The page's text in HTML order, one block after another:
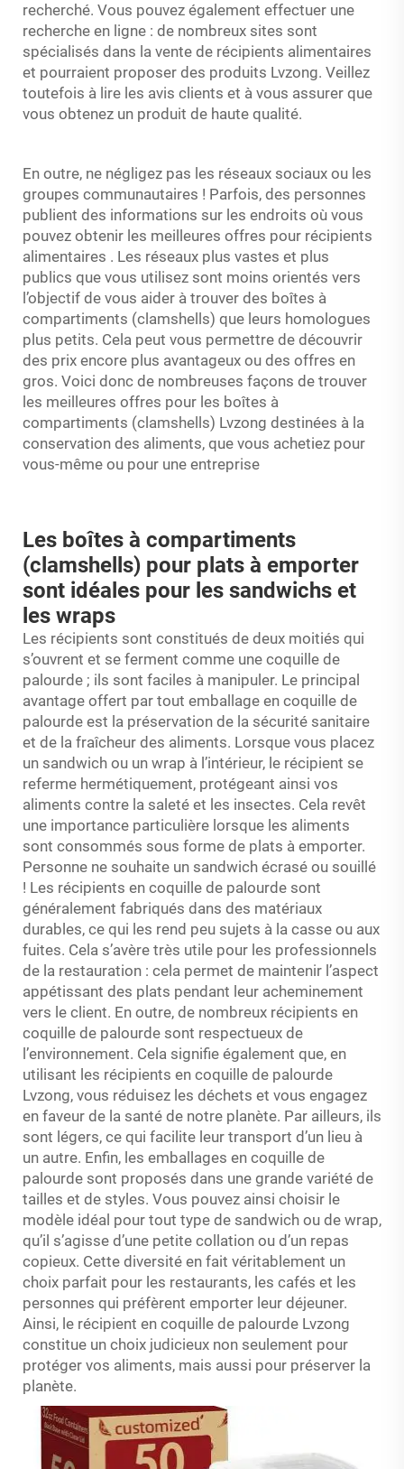
recherché. Vous pouvez également effectuer une
recherche en ligne : de nombreux sites sont
spécialisés dans la vente de récipients alimentaires
et pourraient proposer des produits Lvzong. Veillez
toutefois à lire les avis clients et à vous assurer que
vous obtenez un produit de haute qualité.
En outre, ne négligez pas les réseaux sociaux ou les
groupes communautaires ! Parfois, des personnes
publient des informations sur les endroits où vous
pouvez obtenir les meilleures offres pour récipients
alimentaires . Les réseaux plus vastes et plus
publics que vous utilisez sont moins orientés vers
l’objectif de vous aider à trouver des boîtes à
compartiments (clamshells) que leurs homologues
plus petits. Cela peut vous permettre de découvrir
des prix encore plus avantageux ou des offres en
gros. Voici donc de nombreuses façons de trouver
les meilleures offres pour les boîtes à
compartiments (clamshells) Lvzong destinées à la
conservation des aliments, que vous achetiez pour
vous-même ou pour une entreprise
Les boîtes à compartiments
(clamshells) pour plats à emporter
sont idéales pour les sandwichs et
les wraps
Les récipients sont constitués de deux moitiés qui
s’ouvrent et se ferment comme une coquille de
palourde ; ils sont faciles à manipuler. Le principal
avantage offert par tout emballage en coquille de
palourde est la préservation de la sécurité sanitaire
et de la fraîcheur des aliments. Lorsque vous placez
un sandwich ou un wrap à l’intérieur, le récipient se
referme hermétiquement, protégeant ainsi vos
aliments contre la saleté et les insectes. Cela revêt
une importance particulière lorsque les aliments
sont consommés sous forme de plats à emporter.
Personne ne souhaite un sandwich écrasé ou souillé
! Les récipients en coquille de palourde sont
généralement fabriqués dans des matériaux
durables, ce qui les rend peu sujets à la casse ou aux
fuites. Cela s’avère très utile pour les professionnels
de la restauration : cela permet de maintenir l’aspect
appétissant des plats pendant leur acheminement
vers le client. En outre, de nombreux récipients en
coquille de palourde sont respectueux de
l’environnement. Cela signifie également que, en
utilisant les récipients en coquille de palourde
Lvzong, vous réduisez les déchets et vous engagez
en faveur de la santé de notre planète. Par ailleurs, ils
sont légers, ce qui facilite leur transport d’un lieu à
un autre. Enfin, les emballages en coquille de
palourde sont proposés dans une grande variété de
tailles et de styles. Vous pouvez ainsi choisir le
modèle idéal pour tout type de sandwich ou de wrap,
qu’il s’agisse d’une petite collation ou d’un repas
copieux. Cette diversité en fait véritablement un
choix parfait pour les restaurants, les cafés et les
personnes qui préfèrent emporter leur déjeuner.
Ainsi, le récipient en coquille de palourde Lvzong
constitue un choix judicieux non seulement pour
protéger vos aliments, mais aussi pour préserver la
planète.